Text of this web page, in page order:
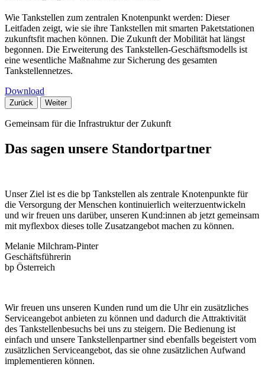
Wie Tankstellen zum zentralen Knotenpunkt werden: Dieser
Leitfaden zeigt, wie sie ihre Tankstellen mit smarten Paketstationen
zukunftsfit machen können. Die Zukunft der Mobilität hat längst
begonnen. Die Erweiterung des Tankstellen-Geschäftsmodells ist
eine wesentliche Maßnahme zur Sicherung des gesamten
Tankstellennetzes.
Download
Zurück Weiter
Gemeinsam für die Infrastruktur der Zukunft
Das sagen unsere Standortpartner
Unser Ziel ist es die bp Tankstellen als zentrale Knotenpunkte für
die Versorgung der Menschen kontinuierlich weiterzuentwickeln
und wir freuen uns darüber, unseren Kund:innen ab jetzt gemeinsam
mit myflexbox dieses tolle Zusatzangebot machen zu können.
Melanie Milchram-Pinter
Geschäftsführerin
bp Österreich
Wir freuen uns unseren Kunden rund um die Uhr ein zusätzliches
Serviceangebot anbieten zu können und dadurch die Attraktivität
des Tankstellenbesuchs bei uns zu steigern. Die Bedienung ist
einfach und unsere Tankstellenpartner sind ebenfalls begeistert vom
zusätzlichen Serviceangebot, das sie ohne zusätzlichen Aufwand
implementieren können.